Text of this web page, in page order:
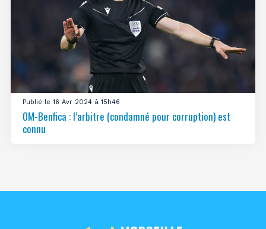
Publié le 16 Avr 2024 à 15h46
OM-Benfica : l’arbitre (condamné pour corruption) est
connu